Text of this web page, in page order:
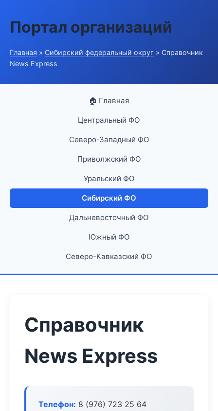
Портал организаций
Главная » Сибирский федеральный округ » Справочник
News Express
🏠 Главная
Центральный ФО
Северо-Западный ФО
Приволжский ФО
Уральский ФО
Сибирский ФО
Дальневосточный ФО
Южный ФО
Северо-Кавказский ФО
Справочник
News Express
Телефон: 8 (976) 723 25 64